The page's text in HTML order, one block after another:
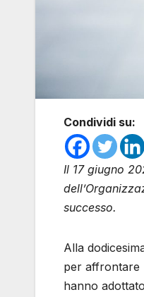
Condividi su:
Il 17 giugno
successo.
Alla
per affrontare
hanno